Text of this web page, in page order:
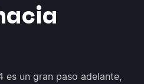
es un gran paso adelante,